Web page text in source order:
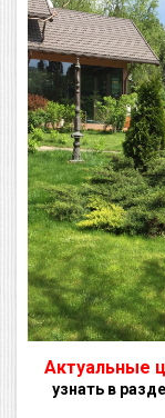
Актуальные
узнать в